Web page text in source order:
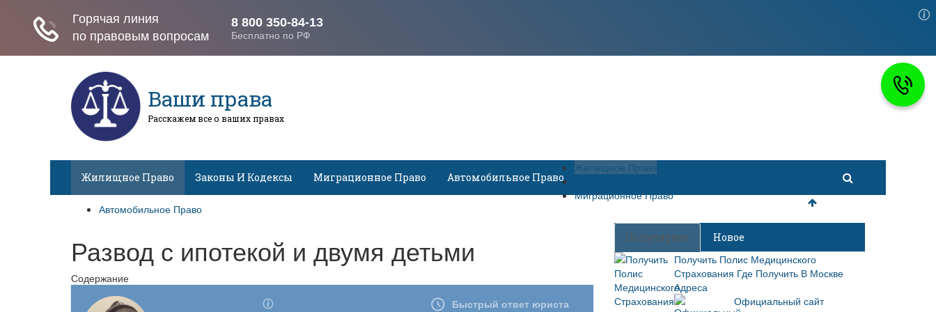
Ваши права
Расскажем все о ваших правах
Жилищное Право Законы И Кодексы Миграционное Право Автомобильное Право
Жилищное Право
Миграционное Право
Автомобильное Право
Развод с ипотекой и двумя детьми
Содержание
Популярное Новое
Получить Полис Медицинского
Страхования Где Получить В Москве
Адреса
Официальный сайт